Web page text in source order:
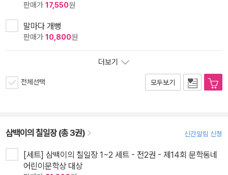
판매가 17,550원
말마다 개뻥
판매가 10,800원
더보기
전체선택 모두보기
삼백이의 칠일장 (총 3권) 신간알림 신청
[세트] 삼백이의 칠일장 1~2 세트 - 전2권 - 제14회 문학동네
어린이문학상 대상